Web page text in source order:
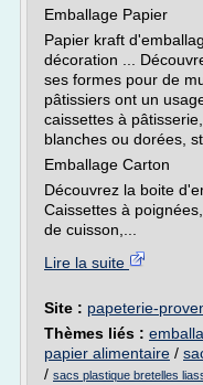
Emballage Papier
Papier kraft
décoration ...
ses formes pour de
pâtissiers ont un
caissettes à
blanches ou dorées,
Emballage Carton
Découvrez la boite
Caissettes à
de cuisson,...
Lire la suite
Site : papeterie-
Thèmes liés :
papier alimentaire /
/ sacs plastique bretelles